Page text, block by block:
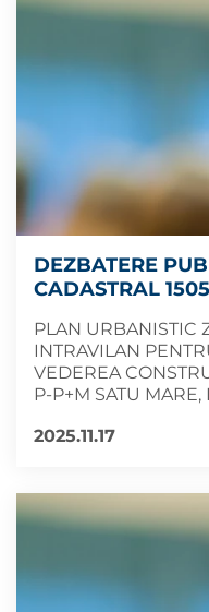
DEZBATERE
CADASTRAL
PLAN URBANISTIC
INTRAVILAN
VEDEREA
P-P+M SATU MARE,
2025.11.17